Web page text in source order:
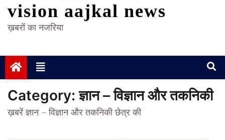
vision aajkal news
ख़बरों का नजरिया
Category:ज्ञान – विज्ञान और तकनिकी
ख़बरें ज्ञान – विज्ञान और तकनिकी छेत्र की